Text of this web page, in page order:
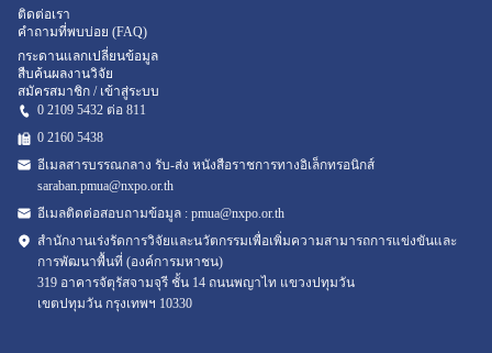
ติดต่อเรา
คำถามที่พบบ่อย (FAQ)
กระดานแลกเปลี่ยนข้อมูล
สืบค้นผลงานวิจัย
สมัครสมาชิก / เข้าสู่ระบบ
0 2109 5432 ต่อ 811
0 2160 5438
อีเมลสารบรรณกลาง รับ-ส่ง หนังสือราชการทางอิเล็กทรอนิกส์
saraban.pmua@nxpo.or.th
อีเมลติดต่อสอบถามข้อมูล : pmua@nxpo.or.th
สำนักงานเร่งรัดการวิจัยและนวัตกรรมเพื่อเพิ่มความสามารถการแข่งขันและ
การพัฒนาพื้นที่ (องค์การมหาชน)
319 อาคารจัตุรัสจามจุรี ชั้น 14 ถนนพญาไท แขวงปทุมวัน
เขตปทุมวัน กรุงเทพฯ 10330